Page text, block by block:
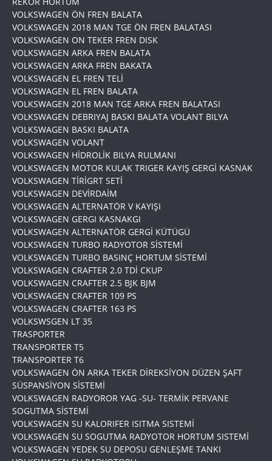
VOLKSWAGEN ÖN FREN BALATA
VOLKSWAGEN 2018 MAN TGE ÖN FREN BALATASI
VOLKSWAGEN ON TEKER FREN DISK
VOLKSWAGEN ARKA FREN BALATA
VOLKSWAGEN ARKA FREN BAKATA
VOLKSWAGEN EL FREN TELİ
VOLKSWAGEN EL FREN BALATA
VOLKSWAGEN 2018 MAN TGE ARKA FREN BALATASI
VOLKSWAGEN DEBRIYAJ BASKI BALATA VOLANT BILYA
VOLKSWAGEN BASKI BALATA
VOLKSWAGEN VOLANT
VOLKSWAGEN HİDROLİK BILYA RULMANI
VOLKSWAGEN MOTOR KULAK TRIGER KAYIŞ GERGİ KASNAK
VOLKSWAGEN TİRİGRT SETİ
VOLKSWAGEN DEVİRDAİM
VOLKSWAGEN ALTERNATÖR V KAYIŞI
VOLKSWAGEN GERGI KASNAKGI
VOLKSWAGEN ALTERNATÖR GERGİ KÜTÜGÜ
VOLKSWAGEN TURBO RADYOTOR SİSTEMİ
VOLKSWAGEN TURBO BASINÇ HORTUM SİSTEMİ
VOLKSWAGEN CRAFTER 2.0 TDİ CKUP
VOLKSWAGEN CRAFTER 2.5 BJK BJM
VOLKSWAGEN CRAFTER 109 PS
VOLKSWAGEN CRAFTER 163 PS
VOLKSWSGEN LT 35
TRASPORTER
TRANSPORTER T5
TRANSPORTER T6
VOLKSWAGEN ÖN ARKA TEKER DİREKSİYON DÜZEN ŞAFT
SÜSPANSİYON SİSTEMİ
VOLKSWAGEN RADYOROR YAG -SU- TERMİK PERVANE
SOGUTMA SİSTEMİ
VOLKSWAGEN SU KALORIFER ISITMA SISTEMİ
VOLKSWAGEN SU SOGUTMA RADYOTOR HORTUM SISTEMİ
VOLKSWAGEN YEDEK SU DEPOSU GENLEŞME TANKI